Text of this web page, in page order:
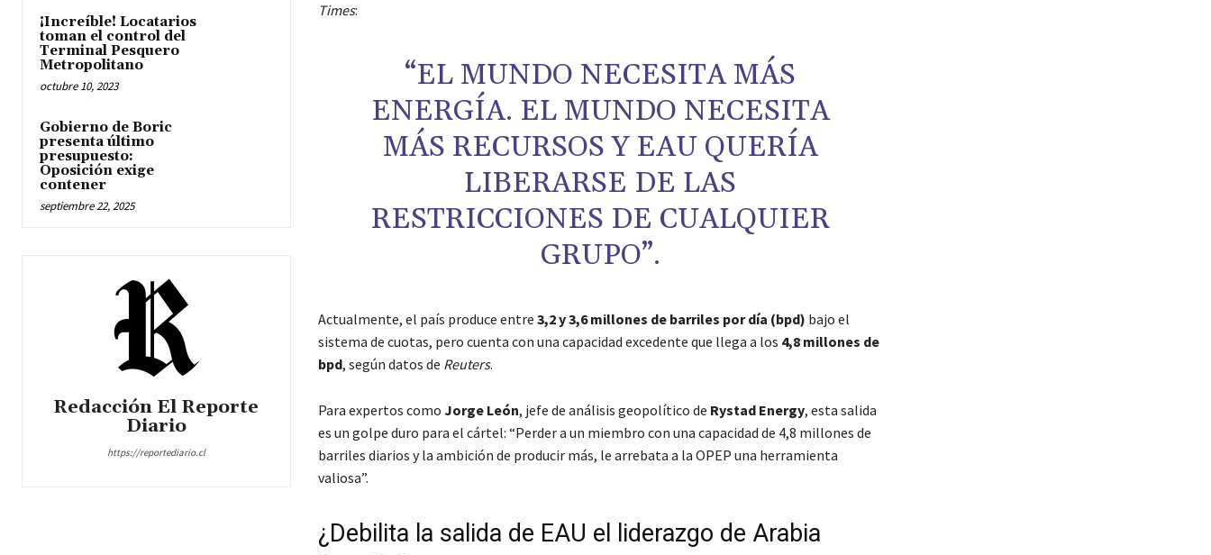
¡Increíble! Locatarios
toman el control del
Terminal Pesquero
Metropolitano
octubre 10, 2023
Gobierno de Boric
presenta último
presupuesto:
Oposición exige
contener
septiembre 22, 2025
Redacción El Reporte
Diario
https://reportediario.cl
Times:
“EL MUNDO NECESITA MÁS
ENERGÍA. EL MUNDO NECESITA
MÁS RECURSOS Y EAU QUERÍA
LIBERARSE DE LAS
RESTRICCIONES DE CUALQUIER
GRUPO”.
Actualmente, el país produce entre 3,2 y 3,6 millones de barriles por día (bpd) bajo el
sistema de cuotas, pero cuenta con una capacidad excedente que llega a los 4,8 millones de
bpd, según datos de Reuters.
Para expertos como Jorge León, jefe de análisis geopolítico de Rystad Energy, esta salida
es un golpe duro para el cártel: “Perder a un miembro con una capacidad de 4,8 millones de
barriles diarios y la ambición de producir más, le arrebata a la OPEP una herramienta
valiosa”.
¿Debilita la salida de EAU el liderazgo de Arabia